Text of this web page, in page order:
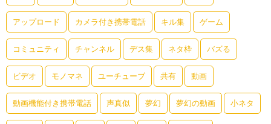
アップロード カメラ付き携帯電話 キル集 ゲーム
コミュニティ チャンネル デス集 ネタ枠 バズる
ビデオ モノマネ ユーチューブ 共有 動画
動画機能付き携帯電話 声真似 夢幻 夢幻の動画 小ネタ